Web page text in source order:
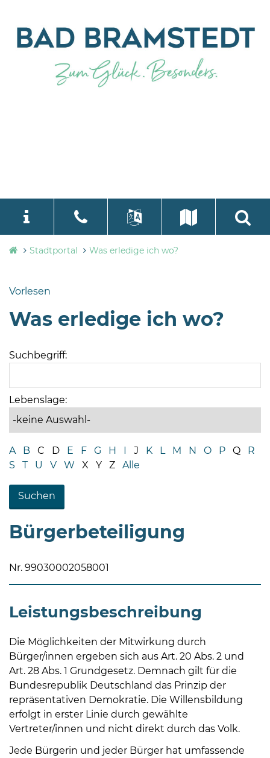
Stadtverwaltung
Bramstedt
19
04192-
zentrale@badbramstedt.de
Mo,
Fr
08
Uhr
Do
08
Uhr
Uhr
language
Select Language
Stadtportal Was erledige ich wo?
Vorlesen
Was erledige ich wo?
Suchbegriff:
Lebenslage:
A B C D E F G H I J K L M N O P Q
R
S
T U V W X Y Z Alle
Bürgerbeteiligung
Nr. 99030002058001
Leistungsbeschreibung
Die Möglichkeiten der Mitwirkung durch
Bürger/innen ergeben sich aus Art. 20 Abs. 2 und
Art. 28 Abs. 1 Grundgesetz. Demnach gilt für die
Bundesrepublik Deutschland das Prinzip der
repräsentativen Demokratie. Die Willensbildung
erfolgt in erster Linie durch gewählte
Vertreter/innen und nicht direkt durch das Volk.
Jede Bürgerin und jeder Bürger hat umfassende